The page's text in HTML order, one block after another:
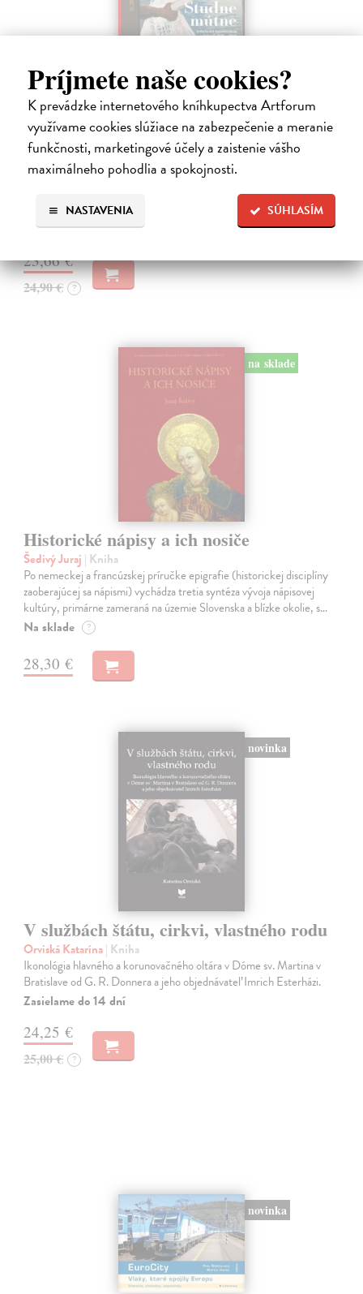
Príjmete naše cookies?
K prevádzke internetového kníhkupectva Artforum
využívame cookies slúžiace na zabezpečenie a meranie
funkčnosti, marketingové účely a zaistenie vášho
maximálneho pohodlia a spokojnosti.
SÚHLASÍM
NASTAVENIA
Studne mútne
Getting Peter | Kniha
Sú ikonickými postavami našej kultúry. Postavili im sochy a
pomenovali po nich ulice, majú svoje nespochybniteľné miesto v
lexikónoch literatúry aj učebniciach, slovenské moderné umenie sa
bez nich nedá…
Na sklade ?
23,66 €
24,90 € ?
na sklade
Historické nápisy a ich nosiče
Šedivý Juraj | Kniha
Po nemeckej a francúzskej príručke epigrafie (historickej disciplíny
zaoberajúcej sa nápismi) vychádza tretia syntéza vývoja nápisovej
kultúry, primárne zameraná na územie Slovenska a blízke okolie, s…
Na sklade ?
28,30 €
novinka
V službách štátu, cirkvi, vlastného rodu
Orviská Katarína| Kniha
Ikonológia hlavného a korunovačného oltára v Dóme sv. Martina v
Bratislave od G. R. Donnera a jeho objednávateľ Imrich Esterházi.
Zasielame do 14 dní
24,25 €
25,00 € ?
novinka